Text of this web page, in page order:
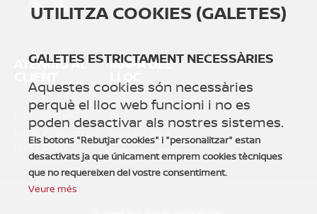
ATENCIÓ AL
Normativa WLTP
RGDP: Protegim les
teves dades
MAPA DEL
Inici
Sobre Nosaltres
UTILITZA COOKIES (GALETES)
GALETES ESTRICTAMENT NECESSÀRIES
Aquestes cookies són necessàries
perquè el lloc web funcioni i no es
poden desactivar als nostres sistemes.
Els botons "Rebutjar cookies" i "personalitzar" estan
desactivats ja que únicament emprem cookies tècniques
que no requereixen del vostre consentiment.
Veure més